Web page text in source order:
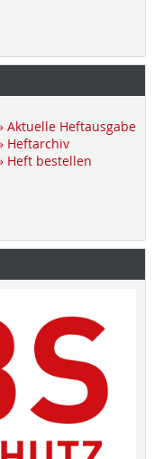
Aktuelle Heftausgabe
Heftarchiv
Heft bestellen